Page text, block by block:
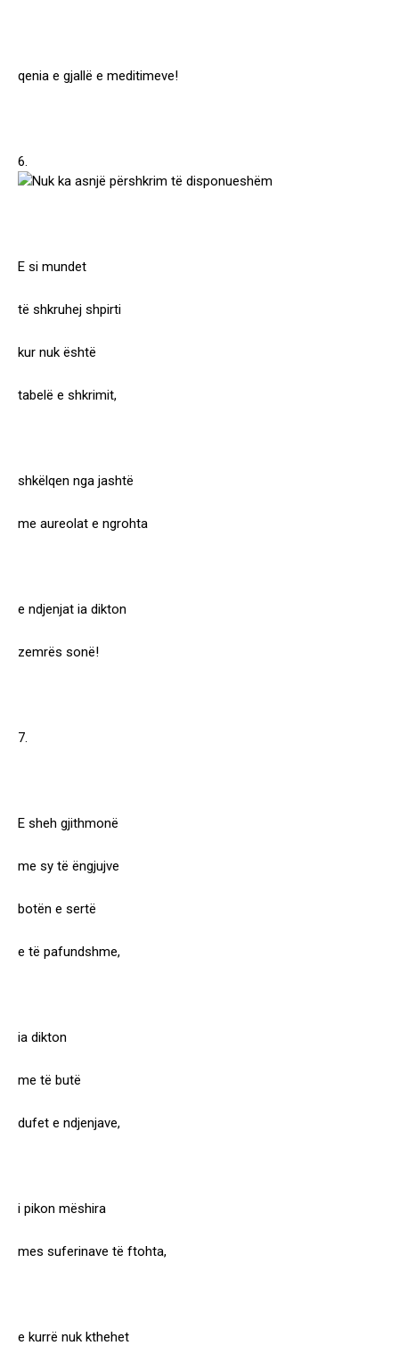
qenia e gjallë e meditimeve!
6.
E si mundet
të shkruhej shpirti
kur nuk është
tabelë e shkrimit,
shkëlqen nga jashtë
me aureolat e ngrohta
e ndjenjat ia dikton
zemrës sonë!
7.
E sheh gjithmonë
me sy të ëngjujve
botën e sertë
e të pafundshme,
ia dikton
me të butë
dufet e ndjenjave,
i pikon mëshira
mes suferinave të ftohta,
e kurrë nuk kthehet